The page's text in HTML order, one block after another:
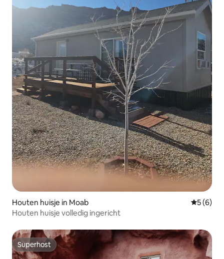
Houten huisje in Moab
5 (6)
Houten huisje volledig ingericht
Superhost
Superhost